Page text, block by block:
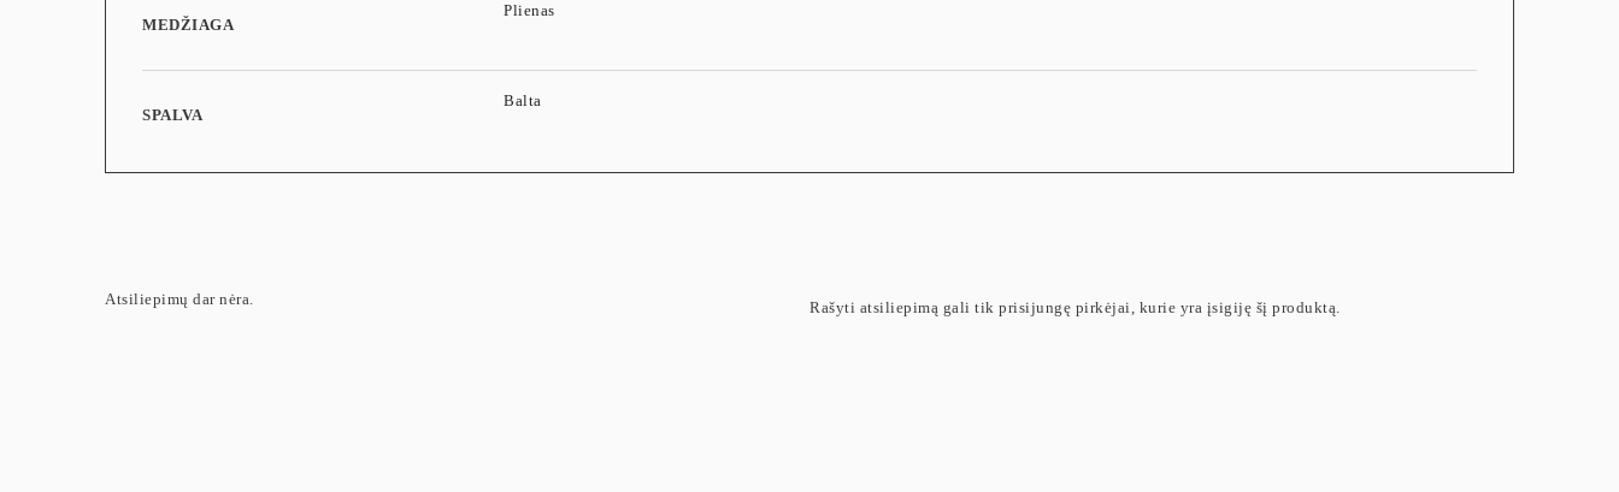
MEDŽIAGA
Plienas
SPALVA
Balta
Atsiliepimų dar nėra. Rašyti atsiliepimą gali tik prisijungę pirkėjai, kurie yra įsigiję šį produktą.